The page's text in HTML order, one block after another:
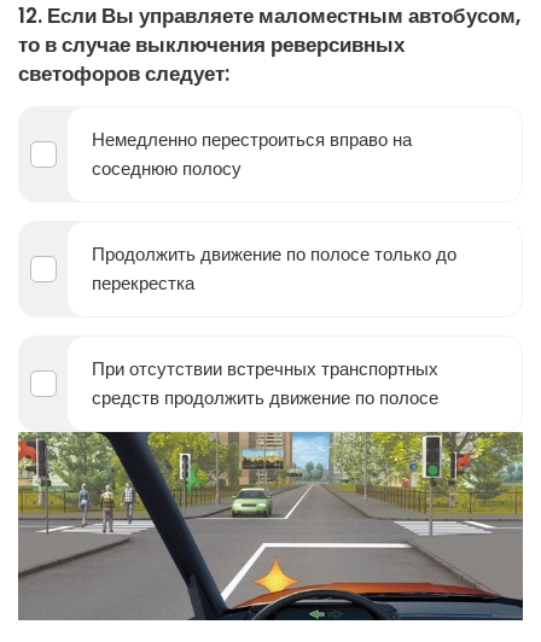
12. Если Вы управляете маломестным автобусом,
то в случае выключения реверсивных
светофоров следует:
Немедленно перестроиться вправо на
соседнюю полосу
Продолжить движение по полосе только до
перекрестка
При отсутствии встречных транспортных
средств продолжить движение по полосе